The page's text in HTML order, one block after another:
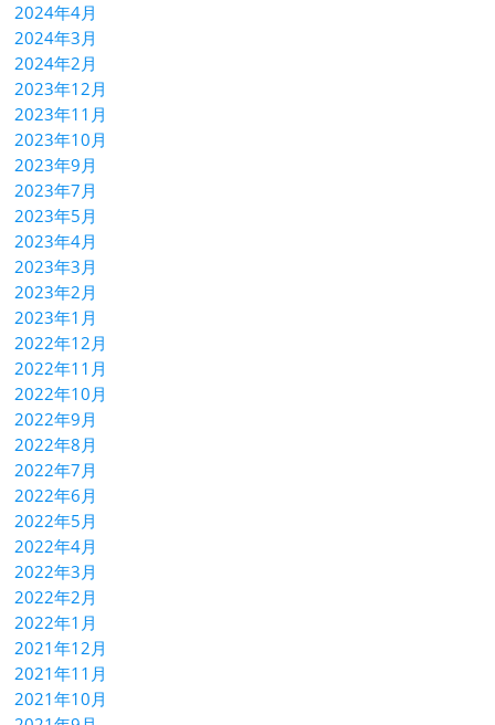
2024年4月
2024年3月
2024年2月
2023年12月
2023年11月
2023年10月
2023年9月
2023年7月
2023年5月
2023年4月
2023年3月
2023年2月
2023年1月
2022年12月
2022年11月
2022年10月
2022年9月
2022年8月
2022年7月
2022年6月
2022年5月
2022年4月
2022年3月
2022年2月
2022年1月
2021年12月
2021年11月
2021年10月